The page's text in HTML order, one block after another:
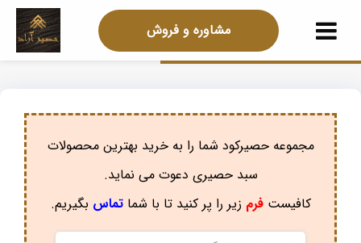
مشاوره و فروش
مجموعه حصیرکود شما را به خرید بهترین محصولات
سبد حصیری دعوت می نماید.
کافیستفرم زیر را پر کنید تا با شماتماس بگیریم.